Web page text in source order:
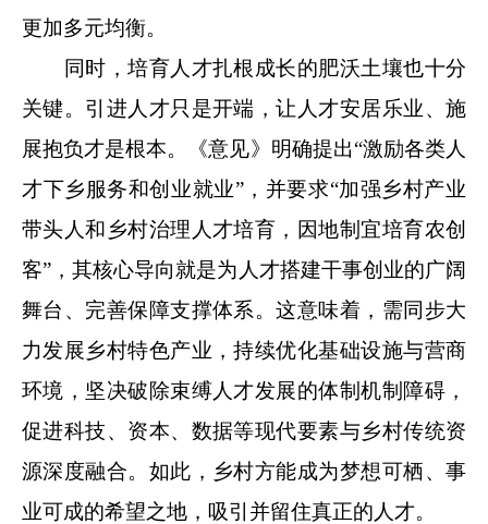
更加多元均衡。
同时，培育人才扎根成长的肥沃土壤也十分
关键。引进人才只是开端，让人才安居乐业、施
展抱负才是根本。
《意见》 明确提出“激励各类人
才下乡服务和创业就业”，并要求“加强乡村产业
带头人和乡村治理人才培育，因地制宜培育农创
客”，其核心导向就是为人才搭建干事创业的广阔
舞台、完善保障支撑体系。这意味着，需同步大
力发展乡村特色产业，持续优化基础设施与营商
环境，坚决破除束缚人才发展的体制机制障碍，
促进科技、资本、数据等现代要素与乡村传统资
源深度融合。如此，乡村方能成为梦想可栖、事
业可成的希望之地，吸引并留住真正的人才。